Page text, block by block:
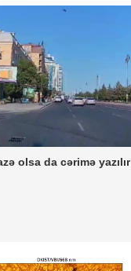
olsa da cərimə yazılır